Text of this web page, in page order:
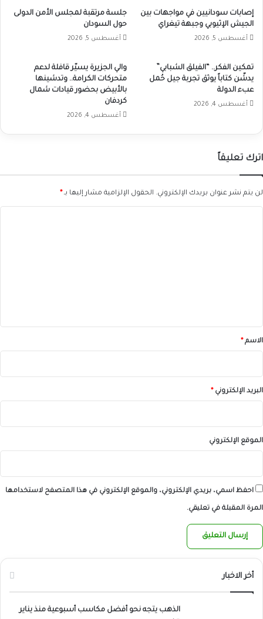
إصابات سودانيين في مواجهات بين
الجيش الإثيوبي وجبهة تيغراي
أغسطس 5, 2026
جلسة مرتقبة لمجلس الأمن الدولى
حول السودان
أغسطس 5, 2026
تمكين الفكر.. “الفيلق الشبابي”
يدشّن كتاباً يوثق تجربة جيل حُمل
عبء الدولة
أغسطس 4, 2026
والي الجزيرة يسيّر قافلة لدعم
متحركات الكرامة.. وتدشينها
بالأبيض بحضور قيادات شمال
كردفان
أغسطس 4, 2026
اترك تعليقاً
لن يتم نشر عنوان بريدك الإلكتروني. الحقول الإلزامية مشار إليها بـ *
*الاسم *
البريد الإلكتروني *
الموقع الإلكتروني
احفظ اسمي، بريدي الإلكتروني، والموقع الإلكتروني في هذا المتصفح لاستخدامها
المرة المقبلة في تعليقي.
أخر الاخبار
الذهب يتجه نحو أفضل مكاسب أسبوعية منذ يناير